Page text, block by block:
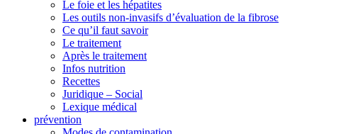
Le foie et les hépatites
Les outils non-invasifs d’évaluation de la fibrose
Ce qu’il faut savoir
Le traitement
Après le traitement
Infos nutrition
Recettes
Juridique – Social
Lexique médical
prévention